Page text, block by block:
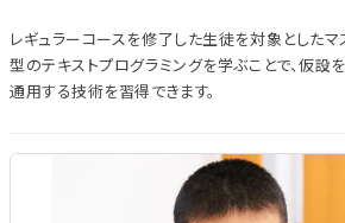
レギュラーコースを修了した生徒を対象とした
型のテキストプログラミングを学ぶことで、仮設
通用する技術を習得できます。